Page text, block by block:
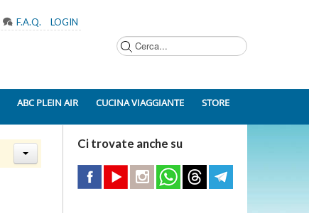
F.A.Q. LOGIN
ABC PLEIN AIR CUCINA VIAGGIANTE STORE
Ci trovate anche su